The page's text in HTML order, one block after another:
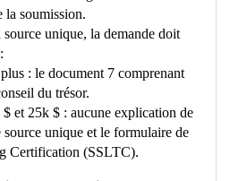
unique, la demande doit
: le document 7 comprenant
du trésor.
et 25k $ : aucune explication de
source unique et le formulaire de
Certification (SSLTC).